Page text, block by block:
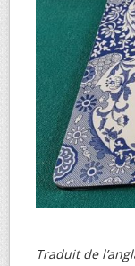
Traduit de